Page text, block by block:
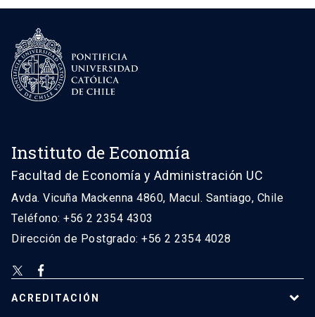
Instituto de Economía
Facultad de Economía y Administración UC
Avda. Vicuña Mackenna 4860, Macul. Santiago, Chile
Teléfono: +56 2 2354 4303
Dirección de Postgrado: +56 2 2354 4028
ACREDITACIÓN